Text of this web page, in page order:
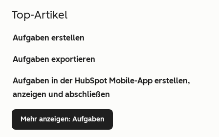
Top-Artikel
Aufgaben erstellen
Aufgaben exportieren
Aufgaben in der HubSpot Mobile-App erstellen,
anzeigen und abschließen
Mehr anzeigen: Aufgaben